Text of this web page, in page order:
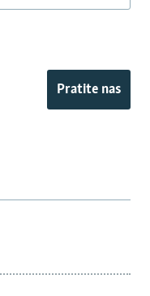
Pratite nas